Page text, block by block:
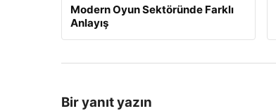
Modern Oyun Sektöründe Farklı
Anlayış
Bir yanıt yazın